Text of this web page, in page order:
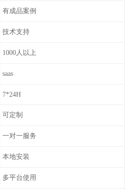
有成品案例
技术支持
1000人以上
saas
7*24H
可定制
一对一服务
本地安装
多平台使用